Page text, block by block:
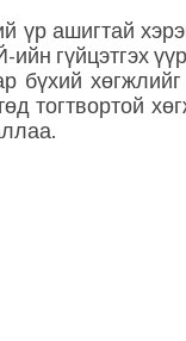
үр ашигтай
гүйцэтгэх
бүхий
тогтвортой